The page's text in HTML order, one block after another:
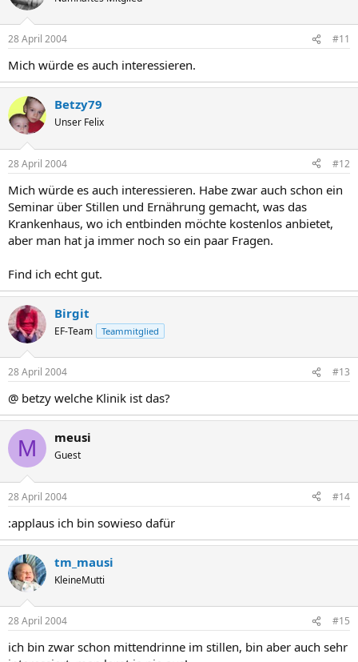
28 April 2004 #11
Mich würde es auch interessieren.
Betzy79
Unser Felix
28 April 2004 #12
Mich würde es auch interessieren. Habe zwar auch schon ein
Seminar über Stillen und Ernährung gemacht, was das
Krankenhaus, wo ich entbinden möchte kostenlos anbietet,
aber man hat ja immer noch so ein paar Fragen.
Find ich echt gut.
Birgit
EF-Team Teammitglied
28 April 2004 #13
@ betzy welche Klinik ist das?
M meusi
Guest
28 April 2004 #14
:applaus ich bin sowieso dafür
tm_mausi
KleineMutti
28 April 2004 #15
ich bin zwar schon mittendrinne im stillen, bin aber auch sehr